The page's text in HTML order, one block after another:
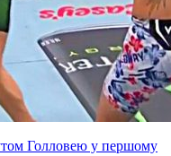
Голловею у першому